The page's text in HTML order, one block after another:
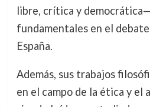
libre, crítica y
fundamentales en el
España.
Además, sus trabajos
en el campo de la ética y el